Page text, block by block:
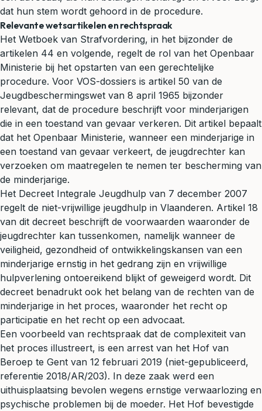
dat hun stem wordt gehoord in de procedure.
Relevante wetsartikelen en rechtspraak
Het Wetboek van Strafvordering, in het bijzonder de
artikelen 44 en volgende, regelt de rol van het Openbaar
Ministerie bij het opstarten van een gerechtelijke
procedure. Voor VOS-dossiers is artikel 50 van de
Jeugdbeschermingswet van 8 april 1965 bijzonder
relevant, dat de procedure beschrijft voor minderjarigen
die in een toestand van gevaar verkeren. Dit artikel bepaalt
dat het Openbaar Ministerie, wanneer een minderjarige in
een toestand van gevaar verkeert, de jeugdrechter kan
verzoeken om maatregelen te nemen ter bescherming van
de minderjarige.
Het Decreet Integrale Jeugdhulp van 7 december 2007
regelt de niet-vrijwillige jeugdhulp in Vlaanderen. Artikel 18
van dit decreet beschrijft de voorwaarden waaronder de
jeugdrechter kan tussenkomen, namelijk wanneer de
veiligheid, gezondheid of ontwikkelingskansen van een
minderjarige ernstig in het gedrang zijn en vrijwillige
hulpverlening ontoereikend blijkt of geweigerd wordt. Dit
decreet benadrukt ook het belang van de rechten van de
minderjarige in het proces, waaronder het recht op
participatie en het recht op een advocaat.
Een voorbeeld van rechtspraak dat de complexiteit van
het proces illustreert, is een arrest van het Hof van
Beroep te Gent van 12 februari 2019 (niet-gepubliceerd,
referentie 2018/AR/203). In deze zaak werd een
uithuisplaatsing bevolen wegens ernstige verwaarlozing en
psychische problemen bij de moeder. Het Hof bevestigde